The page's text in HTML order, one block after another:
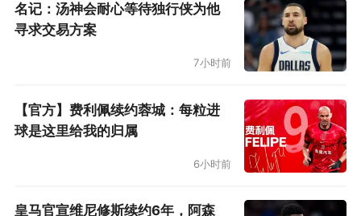
名记：汤神会耐心等待独行侠为他
寻求交易方案
7小时前
【官方】费利佩续约蓉城：每粒进
球是这里给我的归属
6小时前
皇马官宣维尼修斯续约6年，阿森